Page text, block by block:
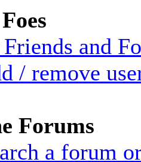
and
/ remove
Forums
a forum